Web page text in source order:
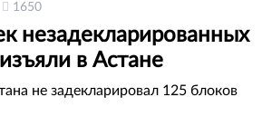
1650
незадекларированных
в Астане
не задекларировал 125 блоков